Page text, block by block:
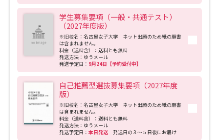
学生募集要項（一般・共通テスト）
（2027年度版）
※旧校名：名古屋女子大学 ネット出願のため紙の願書
は含まれません。
料金（送料含）：送料とも無料
発送方法：ゆうメール
発送予定日： 9月24日【予約受付中】
自己推薦型選抜募集要項（2027年度
版）
※旧校名：名古屋女子大学 ネット出願のため紙の願書
は含まれません。
料金（送料含）：送料とも無料
発送方法：ゆうメール
発送予定日： 本日発送 発送日の３～５日後にお届け